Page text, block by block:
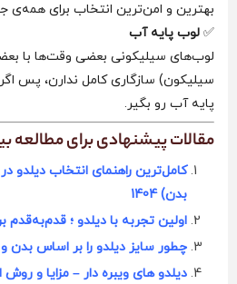
بهترین و امن‌ترین انتخاب برای همه‌ی
✅ لوب پایه آب
لوب‌های سیلیکونی بعضی وقت‌ها با
سیلیکون) سازگاری کامل ندارن، پس
پایه آب رو بگیر.
مقالات پیشنهادی برای مطالعه
کامل‌ترین راهنمای انتخاب دیلدو
بدن) 1404
اولین تجربه با دیلدو ؛ قدم‌به‌قدم
چطور سایز دیلدو را بر اساس بدن
دیلدو های ویبره دار – مزایا و روش